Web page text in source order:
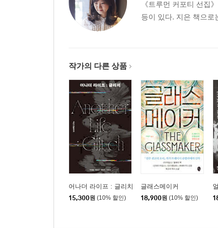
《트루먼 커포티 선집
등이 있다. 지은 책으로
작가의 다른 상품
어나더 라이프 : 글리치
15,300원 (10% 할인)
글래스메이커
18,900원 (10% 할인)